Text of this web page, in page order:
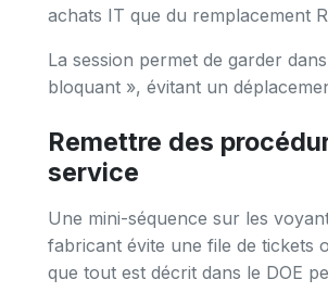
achats IT que du remplacement
La session permet de garder
bloquant », évitant un
Remettre des
service
Une mini-séquence sur les
fabricant évite une file de tickets
que tout est décrit dans le DOE